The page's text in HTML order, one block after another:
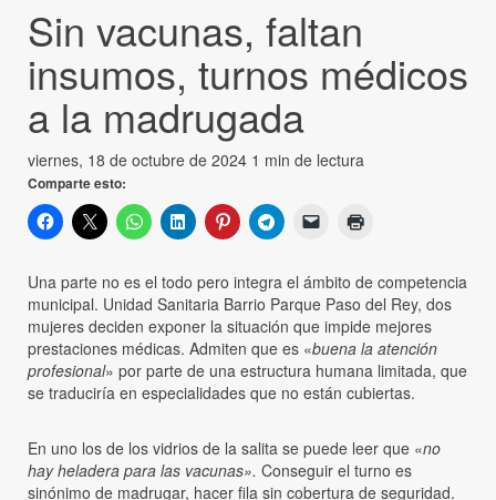
Sin vacunas, faltan
insumos, turnos médicos
a la madrugada
viernes, 18 de octubre de 2024 1 min de lectura
Comparte esto:
Una parte no es el todo pero integra el ámbito de competencia
municipal. Unidad Sanitaria Barrio Parque Paso del Rey, dos
mujeres deciden exponer la situación que impide mejores
prestaciones médicas. Admiten que es «buena la atención
profesional» por parte de una estructura humana limitada, que
se traduciría en especialidades que no están cubiertas.
En uno los de los vidrios de la salita se puede leer que «no
hay heladera para las vacunas». Conseguir el turno es
sinónimo de madrugar, hacer fila sin cobertura de seguridad.